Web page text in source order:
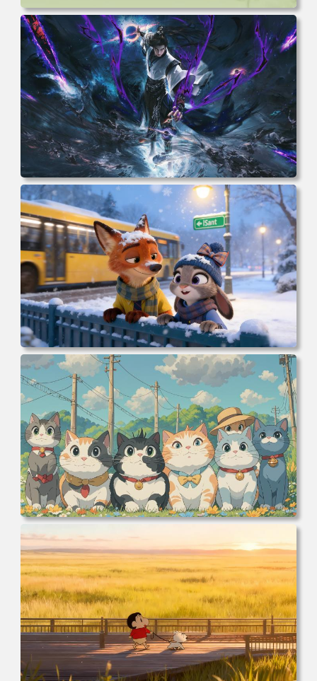
电脑壁纸 动漫 无限 罗小黑 罗小黑战记 罗小黑战记2 风息
鹿野师姐 电脑桌面 高清壁纸 壁纸下载 壁纸大全
电脑壁纸 完美世界 荒天帝石昊 4K高清动漫壁纸 电脑桌面
高清壁纸 壁纸下载 壁纸大全
电脑壁纸 动漫 冬季 公交车 朱迪狐尼克 4K 电脑壁纸 3840x2
160 电脑桌面 高清壁纸 壁纸下载 壁纸大全
电脑壁纸 可爱动物 喵 喵星人 猫 猫咪 萌宠 电脑桌面 高清壁
纸 壁纸下载 壁纸大全